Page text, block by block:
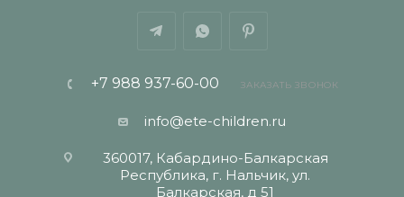
+7 988 937-60-00 ЗАКАЗАТЬ ЗВОНОК
info@ete-children.ru
360017, Кабардино-Балкарская
Республика, г. Нальчик, ул.
Балкарская, д 51